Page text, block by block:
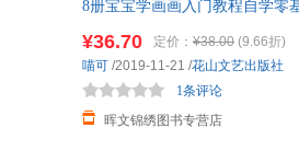
8册宝宝学画画入门教程自学零
¥36.70 定价： ¥38.00 (9.66折)
晖文锦绣图书专营店
1条评论
喵可 /2019-11-21 /花山文艺出版社